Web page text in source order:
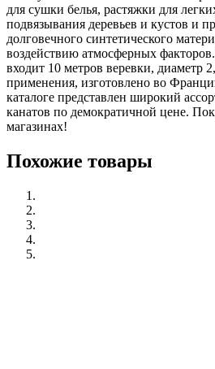
для сушки белья, растяжки для
подвязывания деревьев и кустов и
долговечного синтетического
воздействию атмосферных
входит 10 метров веревки, диаметр
применения, изготовлено во
каталоге представлен широкий
канатов по демократичной цене.
магазинах!
Похожие товары